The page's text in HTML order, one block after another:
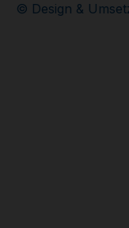
© Design &